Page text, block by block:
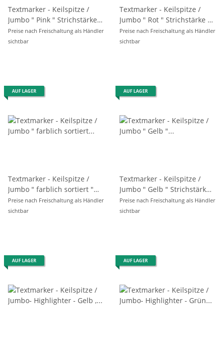
Textmarker - Keilspitze /
Jumbo " Pink " Strichstärke 1
- 5 mm
Preise nach Freischaltung als Händler
sichtbar
Textmarker - Keilspitze /
Jumbo " Rot " Strichstärke 1
- 5 mm
Preise nach Freischaltung als Händler
sichtbar
AUF LAGER
Textmarker - Keilspitze /
Jumbo " farblich sortiert "
Strichstärke 1 - 5 mm, im
4er Pack
Preise nach Freischaltung als Händler
sichtbar
AUF LAGER
Textmarker - Keilspitze /
Jumbo " Gelb " Strichstärke
1 - 5 mm
Preise nach Freischaltung als Händler
sichtbar
AUF LAGER AUF LAGER